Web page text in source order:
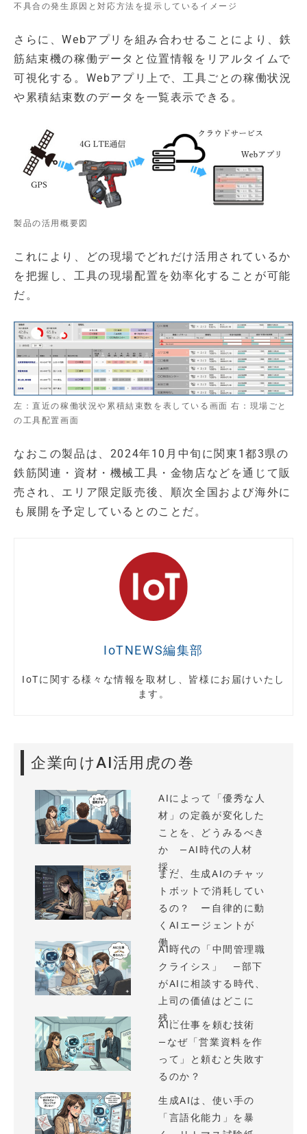
不具合の発生原因と対応方法を提示しているイメージ
さらに、Webアプリを組み合わせることにより、鉄
筋結束機の稼働データと位置情報をリアルタイムで
可視化する。Webアプリ上で、工具ごとの稼働状況
や累積結束数のデータを一覧表示できる。
製品の活用概要図
これにより、どの現場でどれだけ活用されているか
を把握し、工具の現場配置を効率化することが可能
だ。
左：直近の稼働状況や累積結束数を表している画面 右：現場ごと
の工具配置画面
なおこの製品は、2024年10月中旬に関東1都3県の
鉄筋関連・資材・機械工具・金物店などを通じて販
売され、エリア限定販売後、順次全国および海外に
も展開を予定しているとのことだ。
IoTNEWS編集部
IoTに関する様々な情報を取材し、皆様にお届けいたし
ます。
企業向けAI活用虎の巻
AIによって「優秀な人
材」の定義が変化した
ことを、どうみるべき
か —AI時代の人材
採...
まだ、生成AIのチャッ
トボットで消耗してい
るの？ ー自律的に動
くAIエージェントが
働...
AI時代の「中間管理職
クライシス」 —部下
がAIに相談する時代、
上司の価値はどこに
残...
AIに仕事を頼む技術
—なぜ「営業資料を作
って」と頼むと失敗す
るのか？
生成AIは、使い手の
「言語化能力」を暴